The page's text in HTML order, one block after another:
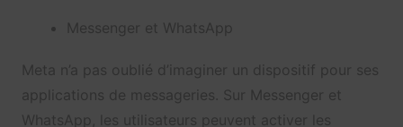
Messenger et WhatsApp
Meta n’a pas oublié d’imaginer un dispositif pour ses
applications de messageries. Sur Messenger et
WhatsApp, les utilisateurs peuvent activer les